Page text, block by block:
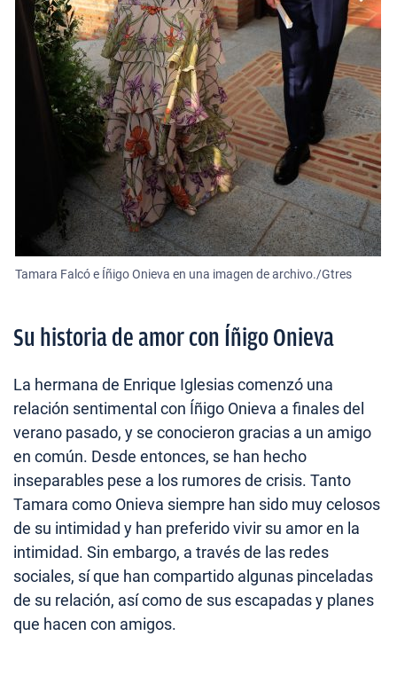
Tamara Falcó e Íñigo Onieva en una imagen de archivo./Gtres
Su historia de amor con Íñigo Onieva
La hermana de Enrique Iglesias comenzó una
relación sentimental con Íñigo Onieva a finales del
verano pasado, y se conocieron gracias a un amigo
en común. Desde entonces, se han hecho
inseparables pese a los rumores de crisis. Tanto
Tamara como Onieva siempre han sido muy celosos
de su intimidad y han preferido vivir su amor en la
intimidad. Sin embargo, a través de las redes
sociales, sí que han compartido algunas pinceladas
de su relación, así como de sus escapadas y planes
que hacen con amigos.